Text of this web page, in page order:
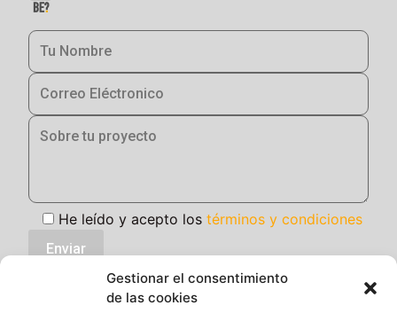
Gestionar el consentimiento
de las cookies
He leído y acepto los términos y condiciones